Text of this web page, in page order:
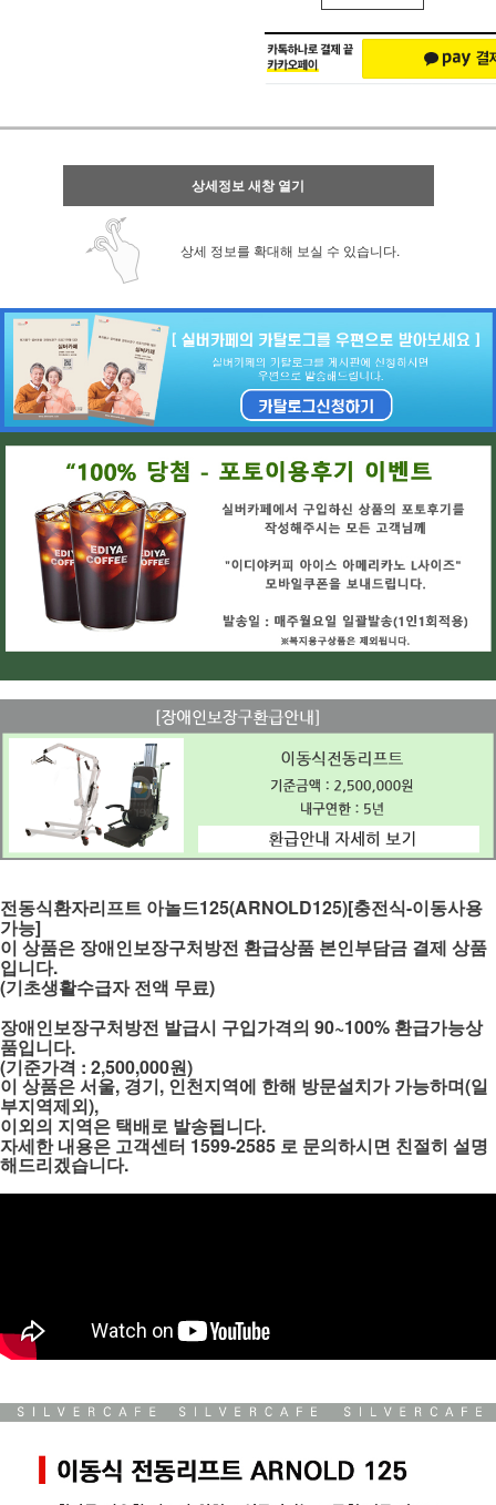
상세정보 새창 열기
상세 정보를 확대해 보실 수 있습니다.
전동식환자리프트 아놀드125(ARNOLD125)[충전식-이동사용
가능]
이 상품은 장애인보장구처방전 환급상품 본인부담금 결제 상품
입니다.
(기초생활수급자 전액 무료)
장애인보장구처방전 발급시 구입가격의 90~100% 환급가능상
품입니다.
(기준가격 : 2,500,000원)
이 상품은 서울, 경기, 인천지역에 한해 방문설치가 가능하며(일
부지역제외),
이외의 지역은 택배로 발송됩니다.
자세한 내용은 고객센터 1599-2585 로 문의하시면 친절히 설명
해드리겠습니다.